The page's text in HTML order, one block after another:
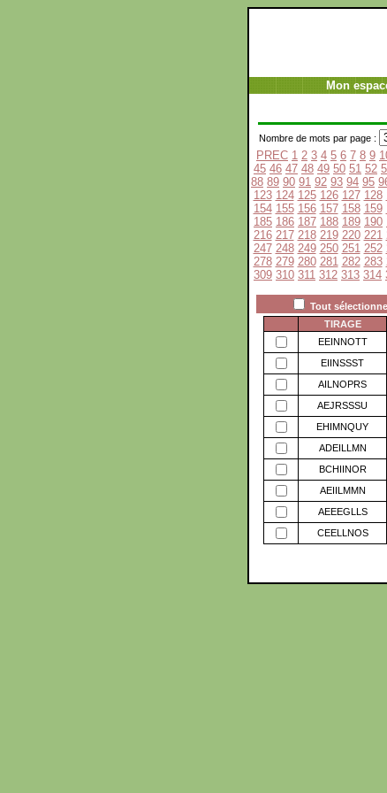
Mon
Nombre de mots par page :
PREC 1 2 3 4 5 6 7 8 9
45 46 47 48 49 50 51 52
88 89 90 91 92 93 94 95
123 124 125 126 127 128
154 155 156 157 158 159
185 186 187 188 189 190
216 217 218 219 220 221
247 248 249 250 251 252
278 279 280 281 282 283
309 310 311 312 313 314
Tout
TIRAGE
EEINNOTT
EIINSSST
AILNOPRS
AEJRSSSU
EHIMNQUY
ADEILLMN
BCHIINOR
AEIILMMN
AEEEGLLS
CEELLNOS